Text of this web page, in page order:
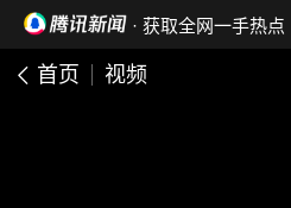
· 获取全网一手热点
首页 视频